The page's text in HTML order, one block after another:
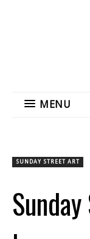
MENU
SUNDAY STREET ART